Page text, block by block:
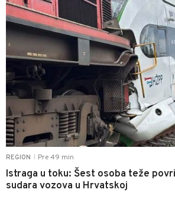
REGION Pre 49 min
Istraga u toku: Šest osoba teže
sudara vozova u Hrvatskoj